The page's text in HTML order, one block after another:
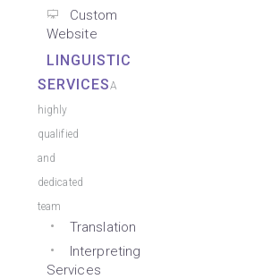
Custom
Website
LINGUISTIC
SERVICESA
highly
qualified
and
dedicated
team
Translation
Interpreting
Services